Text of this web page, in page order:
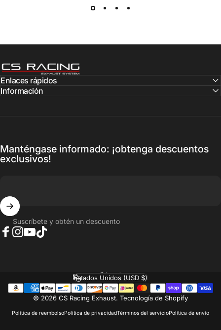
CS Racing Exhaust
Enlaces rápidos
Información
Manténgase informado: ¡obtenga descuentos
exclusivos!
Suscríbete y obtén un descuento
© 2026 CS Racing Exhaust. Tecnología de Shopify
Política de reembolsoPolítica de privacidadTérminos del servicioPolítica de envío
Idioma
País/región
Estados Unidos (USD $)